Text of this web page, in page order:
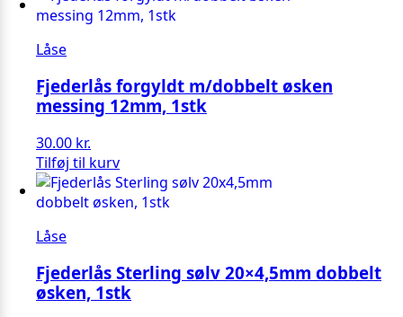
Låse
Fjederlås forgyldt m/dobbelt øsken
messing 12mm, 1stk
30.00 kr.
Tilføj til kurv
Låse
Fjederlås Sterling sølv 20×4,5mm dobbelt
øsken, 1stk